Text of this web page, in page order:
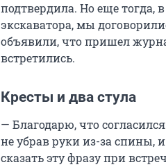
подтвердила. Но еще тогда,
экскаватора, мы
объявили, что пришел
встретились.
Кресты и два стула
— Благодарю, что
не убрав руки из-за спины,
сказать эту фразу при